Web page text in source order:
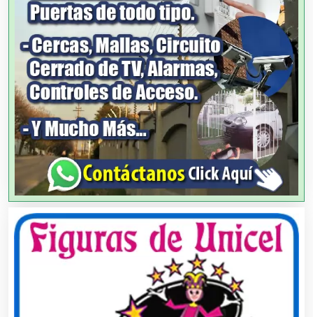
Alarmas
Albercas
Alimentos
Almacenaje
Alquiler de Autos
Alquiler de Equipos para Fiestas